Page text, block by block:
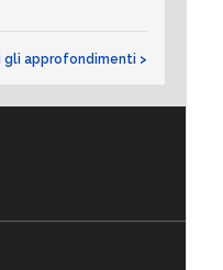
approfondimenti >